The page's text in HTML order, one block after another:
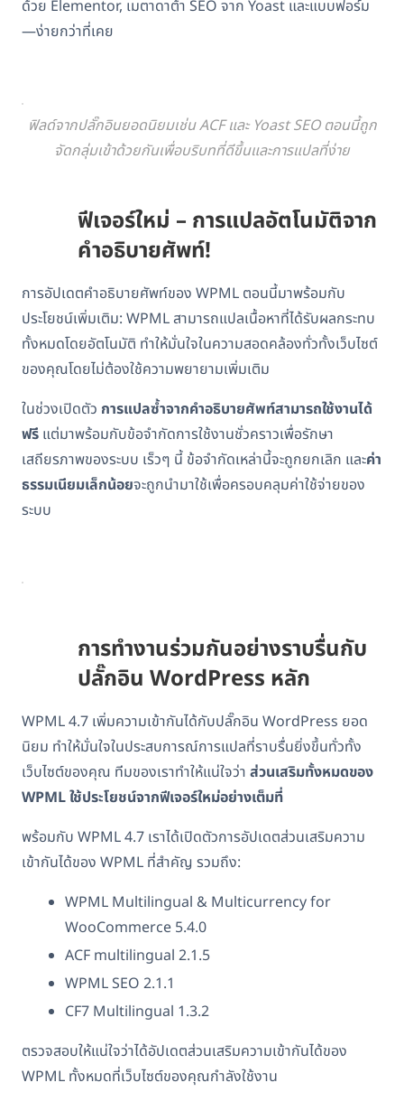
ด้วย Elementor, เมตาดาต้า SEO จาก Yoast และแบบฟอร์ม
—ง่ายกว่าที่เคย
ฟิลด์จากปลั๊กอินยอดนิยมเช่น ACF และ Yoast SEO ตอนนี้ถูก
จัดกลุ่มเข้าด้วยกันเพื่อบริบทที่ดีขึ้นและการแปลที่ง่าย
ฟีเจอร์ใหม่ – การแปลอัตโนมัติจาก
คำอธิบายศัพท์!
การอัปเดตคำอธิบายศัพท์ของ WPML ตอนนี้มาพร้อมกับ
ประโยชน์เพิ่มเติม: WPML สามารถแปลเนื้อหาที่ได้รับผลกระทบ
ทั้งหมดโดยอัตโนมัติ ทำให้มั่นใจในความสอดคล้องทั่วทั้งเว็บไซต์
ของคุณโดยไม่ต้องใช้ความพยายามเพิ่มเติม
ในช่วงเปิดตัว การแปลซ้ำจากคำอธิบายศัพท์สามารถใช้งานได้
ฟรี แต่มาพร้อมกับข้อจำกัดการใช้งานชั่วคราวเพื่อรักษา
เสถียรภาพของระบบ เร็วๆ นี้ ข้อจำกัดเหล่านี้จะถูกยกเลิก และค่า
ธรรมเนียมเล็กน้อยจะถูกนำมาใช้เพื่อครอบคลุมค่าใช้จ่ายของ
ระบบ
การทำงานร่วมกันอย่างราบรื่นกับ
ปลั๊กอิน WordPress หลัก
WPML 4.7 เพิ่มความเข้ากันได้กับปลั๊กอิน WordPress ยอด
นิยม ทำให้มั่นใจในประสบการณ์การแปลที่ราบรื่นยิ่งขึ้นทั่วทั้ง
เว็บไซต์ของคุณ ทีมของเราทำให้แน่ใจว่า ส่วนเสริมทั้งหมดของ
WPML ใช้ประโยชน์จากฟีเจอร์ใหม่อย่างเต็มที่
พร้อมกับ WPML 4.7 เราได้เปิดตัวการอัปเดตส่วนเสริมความ
เข้ากันได้ของ WPML ที่สำคัญ รวมถึง:
WPML Multilingual & Multicurrency for
WooCommerce 5.4.0
ACF multilingual 2.1.5
WPML SEO 2.1.1
CF7 Multilingual 1.3.2
ตรวจสอบให้แน่ใจว่าได้อัปเดตส่วนเสริมความเข้ากันได้ของ
WPML ทั้งหมดที่เว็บไซต์ของคุณกำลังใช้งาน